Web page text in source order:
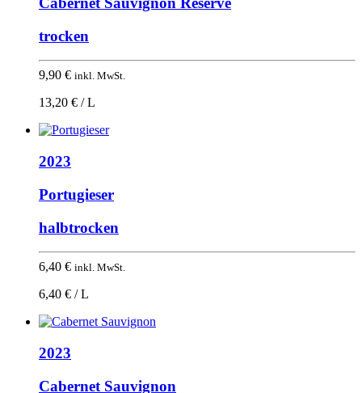
trocken
9,90 € inkl. MwSt.
13,20 € / L
2023
Portugieser
halbtrocken
6,40 € inkl. MwSt.
6,40 € / L
2023
Cabernet Sauvignon